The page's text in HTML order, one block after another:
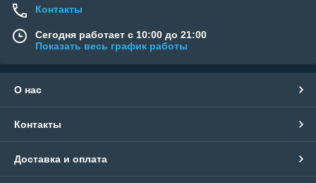
Контакты
Сегодня работает с 10:00 до 21:00
Показать весь график работы
О нас
Контакты
Доставка и оплата